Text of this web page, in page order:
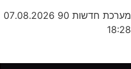
מערכת חדשות 90
07.08.2026
18:28